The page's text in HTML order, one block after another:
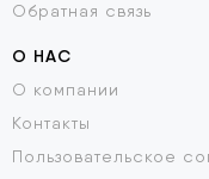
Обратная связь
О НАС
О компании
Контакты
Пользовательское